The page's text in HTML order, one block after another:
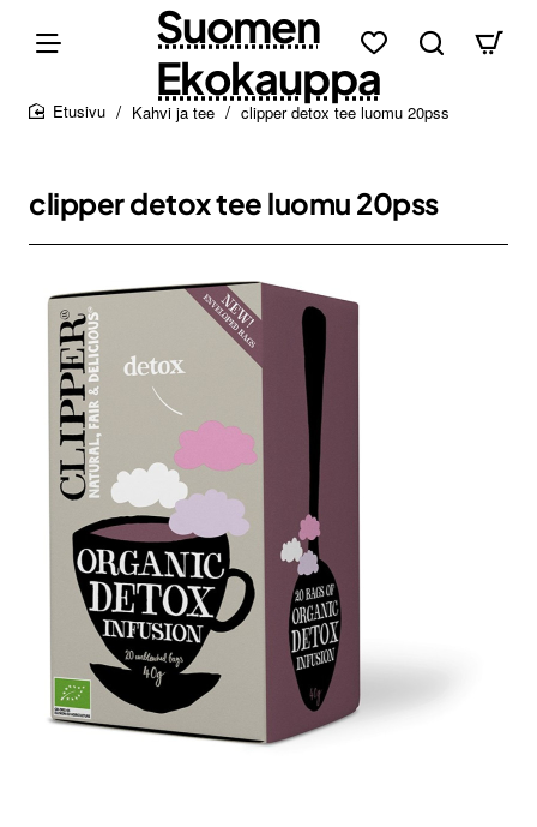
Suomen
Ekokauppa
Kahvi ja tee clipper detox tee luomu 20pss
clipper detox tee luomu 20pss